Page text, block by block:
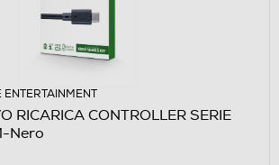
RICARICA CONTROLLER SERIE
Nero